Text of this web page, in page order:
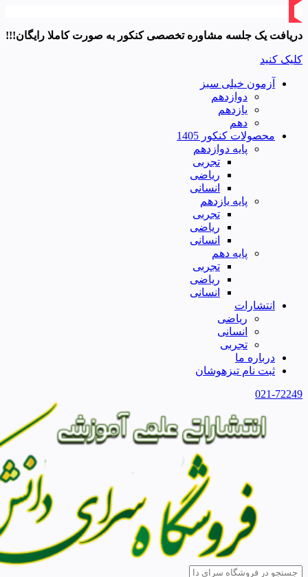
دریافت یک جلسه مشاوره تخصصی کنکور به صورت کاملا رایگان!!!
کلیک کنید
آزمون خیلی سبز
دوازدهم
یازدهم
دهم
محصولات کنکور 1405
پایه دوازدهم
تجربی
ریاضی
انسانی
پایه یازدهم
تجربی
ریاضی
انسانی
پایه دهم
تجربی
ریاضی
انسانی
انتشارات
ریاضی
انسانی
تجربی
درباره ما
ثبت نام تیزهوشان
021-72249